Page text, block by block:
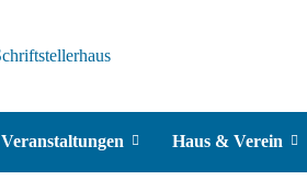
Veranstaltungen Haus & Verein